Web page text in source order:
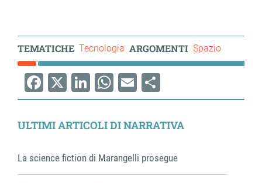
TEMATICHE Tecnologia ARGOMENTI Spazio
Facebook
X LinkedIn
WhatsApp
EmailShare
ULTIMI ARTICOLI DI NARRATIVA
La science fiction di Marangelli prosegue